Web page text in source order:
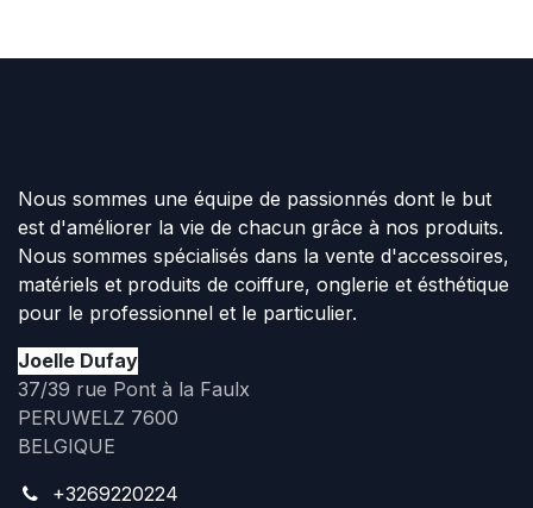
Nous sommes une équipe de passionnés dont le but
est d'améliorer la vie de chacun grâce à nos produits.
Nous sommes spécialisés dans la vente d'accessoires,
matériels et produits de coiffure, onglerie et ésthétique
pour le professionnel et le particulier.
Joelle Dufay
37/39 rue Pont à la Faulx
PERUWELZ 7600
BELGIQUE
+3269220224